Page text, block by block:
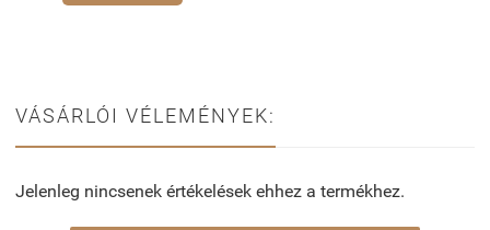
VÁSÁRLÓI VÉLEMÉNYEK:
Jelenleg nincsenek értékelések ehhez a termékhez.